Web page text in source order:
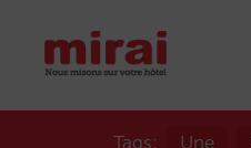
Tags: Une